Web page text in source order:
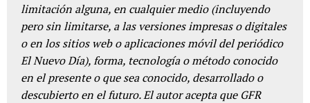
limitación alguna, en cualquier medio (incluyendo
pero sin limitarse, a las versiones impresas o digitales
o en los sitios web o aplicaciones móvil del periódico
El Nuevo Día), forma, tecnología o método conocido
en el presente o que sea conocido, desarrollado o
descubierto en el futuro. El autor acepta que GFR